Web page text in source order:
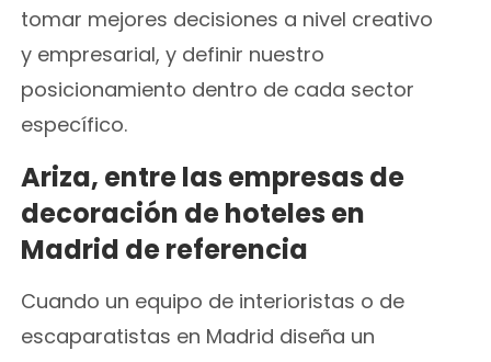
tomar mejores decisiones a nivel creativo
y empresarial, y definir nuestro
posicionamiento dentro de cada sector
específico.
Ariza, entre las empresas de
decoración de hoteles en
Madrid de referencia
Cuando un equipo de interioristas o de
escaparatistas en Madrid diseña un